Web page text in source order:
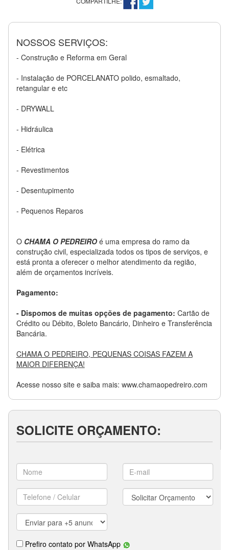
NOSSOS SERVIÇOS:
- Construção e Reforma em Geral
- Instalação de PORCELANATO polido, esmaltado,
retangular e etc
- DRYWALL
- Hidráulica
- Elétrica
- Revestimentos
- Desentupimento
- Pequenos Reparos
O CHAMA O PEDREIROé uma empresa do ramo da
construção civil, especializada todos os tipos de serviços, e
está pronta a oferecer o melhor atendimento da região,
além de orçamentos incríveis.
Pagamento:
- Dispomos de muitas opções de pagamento: Cartão de
Crédito ou Débito, Boleto Bancário, Dinheiro e Transferência
Bancária.
CHAMA O PEDREIRO, PEQUENAS COISAS FAZEM A
MAIOR DIFERENÇA!
Acesse nosso site e saiba mais: www.chamaopedreiro.com
SOLICITE ORÇAMENTO: